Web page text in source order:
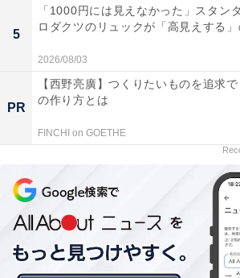
世界人気1位の「ゲッコウガ」も
ずタイプ”の人気上昇
第4世代には、みずタイプの「ポッチ
気を見せました。「見た目の可愛さと
に一目惚れ（20代女性）」「アニメの
に惹かれました。喜び方やすねた顔
女性）」など、2011年から放送され
ケットモンスター ダイヤモンド・パー
系）での愛らしい姿を見てファンにな
いようです。
5
「1000円には見えなかった」スタン
ロダクツのリュックが「高見えする」
2026/08/03
PR
【西野亮廣】つくりたいものを追求
の作り方とは
FINCHI on GOETHE